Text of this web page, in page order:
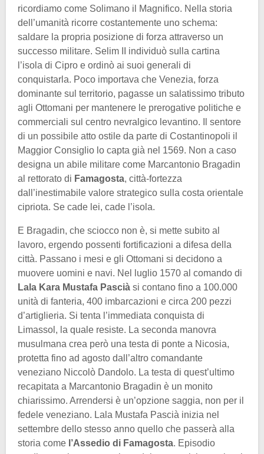
ricordiamo come Solimano il Magnifico. Nella storia
dell’umanità ricorre costantemente uno schema:
saldare la propria posizione di forza attraverso un
successo militare. Selim II individuò sulla cartina
l’isola di Cipro e ordinò ai suoi generali di
conquistarla. Poco importava che Venezia, forza
dominante sul territorio, pagasse un salatissimo tributo
agli Ottomani per mantenere le prerogative politiche e
commerciali sul centro nevralgico levantino. Il sentore
di un possibile atto ostile da parte di Costantinopoli il
Maggior Consiglio lo capta già nel 1569. Non a caso
designa un abile militare come Marcantonio Bragadin
al rettorato di Famagosta, città-fortezza
dall’inestimabile valore strategico sulla costa orientale
cipriota. Se cade lei, cade l’isola.
E Bragadin, che sciocco non è, si mette subito al
lavoro, ergendo possenti fortificazioni a difesa della
città. Passano i mesi e gli Ottomani si decidono a
muovere uomini e navi. Nel luglio 1570 al comando di
Lala Kara Mustafa Pascià si contano fino a 100.000
unità di fanteria, 400 imbarcazioni e circa 200 pezzi
d’artiglieria. Si tenta l’immediata conquista di
Limassol, la quale resiste. La seconda manovra
musulmana crea però una testa di ponte a Nicosia,
protetta fino ad agosto dall’altro comandante
veneziano Niccolò Dandolo. La testa di quest’ultimo
recapitata a Marcantonio Bragadin è un monito
chiarissimo. Arrendersi è un’opzione saggia, non per il
fedele veneziano. Lala Mustafa Pascià inizia nel
settembre dello stesso anno quello che passerà alla
storia come l’Assedio di Famagosta. Episodio